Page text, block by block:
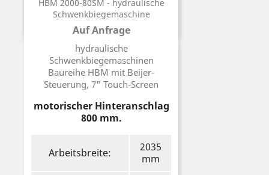
HBM 2000-80SM - hydraulische
Schwenkbiegemaschine
Auf Anfrage
Preis
hydraulische
Schwenkbiegemaschinen
Baureihe HBM mit Beijer-
Steuerung, 7" Touch-Screen
motorischer Hinteranschlag
800 mm.
Arbeitsbreite:
2035
mm